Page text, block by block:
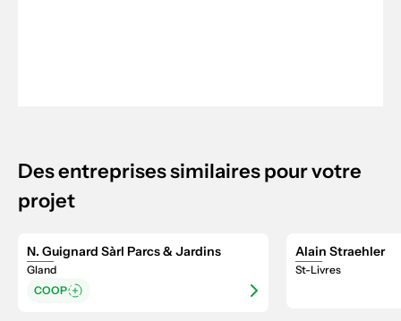
Des entreprises similaires pour votre
projet
N. Guignard Sàrl Parcs & Jardins
Gland
COOP
Alain Straehler
St-Livres